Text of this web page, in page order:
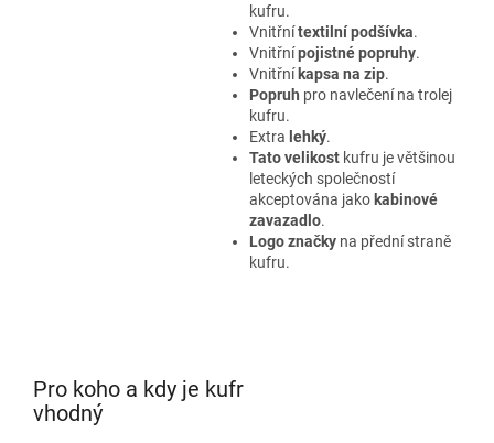
kufru.
Vnitřnítextilní podšívka.
Vnitřnípojistné popruhy.
Vnitřní kapsa na zip.
Popruh pro navlečení na trolej
kufru.
Extra lehký.
Tato velikostkufru je většinou
leteckých společností
akceptována jako kabinové
zavazadlo.
Logo značkyna přední straně
kufru.
Pro koho a kdy je kufr
vhodný